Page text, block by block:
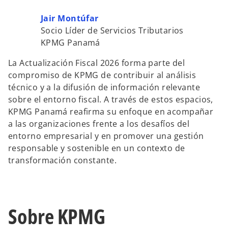
Jair Montúfar
Socio Líder de Servicios Tributarios
KPMG Panamá
La Actualización Fiscal 2026 forma parte del
compromiso de KPMG de contribuir al análisis
técnico y a la difusión de información relevante
sobre el entorno fiscal. A través de estos espacios,
KPMG Panamá reafirma su enfoque en acompañar
a las organizaciones frente a los desafíos del
entorno empresarial y en promover una gestión
responsable y sostenible en un contexto de
transformación constante.
Sobre KPMG